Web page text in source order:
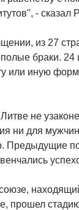
- сказал
из 27
браки. 24
или иную
не
ни для
Предыдущие
прошел